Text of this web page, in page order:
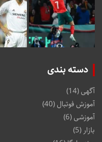
دسته بندی
آگهی(14)
آموزش فوتبال (40)
آموزشی(6)
بازار (5)